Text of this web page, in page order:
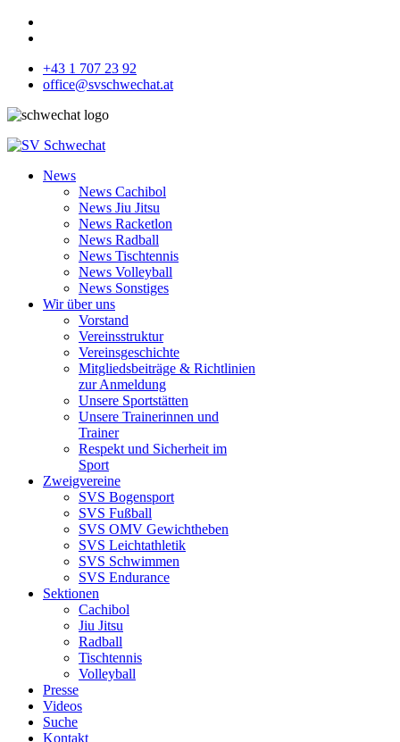
+43 1 707 23 92
office@svschwechat.at
News
News Cachibol
News Jiu Jitsu
News Racketlon
News Radball
News Tischtennis
News Volleyball
News Sonstiges
Wir über uns
Vorstand
Vereinsstruktur
Vereinsgeschichte
Mitgliedsbeiträge & Richtlinien
zur Anmeldung
Unsere Sportstätten
Unsere Trainerinnen und
Trainer
Respekt und Sicherheit im
Sport
Zweigvereine
SVS Bogensport
SVS Fußball
SVS OMV Gewichtheben
SVS Leichtathletik
SVS Schwimmen
SVS Endurance
Sektionen
Cachibol
Jiu Jitsu
Radball
Tischtennis
Volleyball
Presse
Videos
Suche
Kontakt